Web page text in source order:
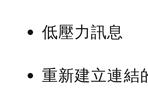
低壓力訊息
重新建立連結